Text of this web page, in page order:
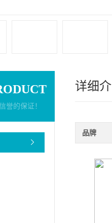
誉的保证！
详细
品牌